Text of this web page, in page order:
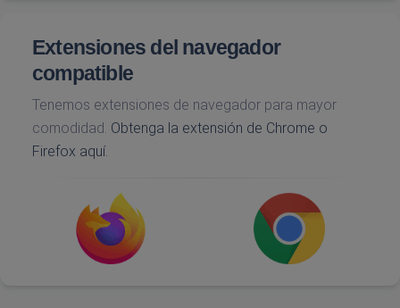
Extensiones del navegador
compatible
Tenemos extensiones de navegador para mayor
comodidad. Obtenga la extensión de Chrome o
Firefox aquí.